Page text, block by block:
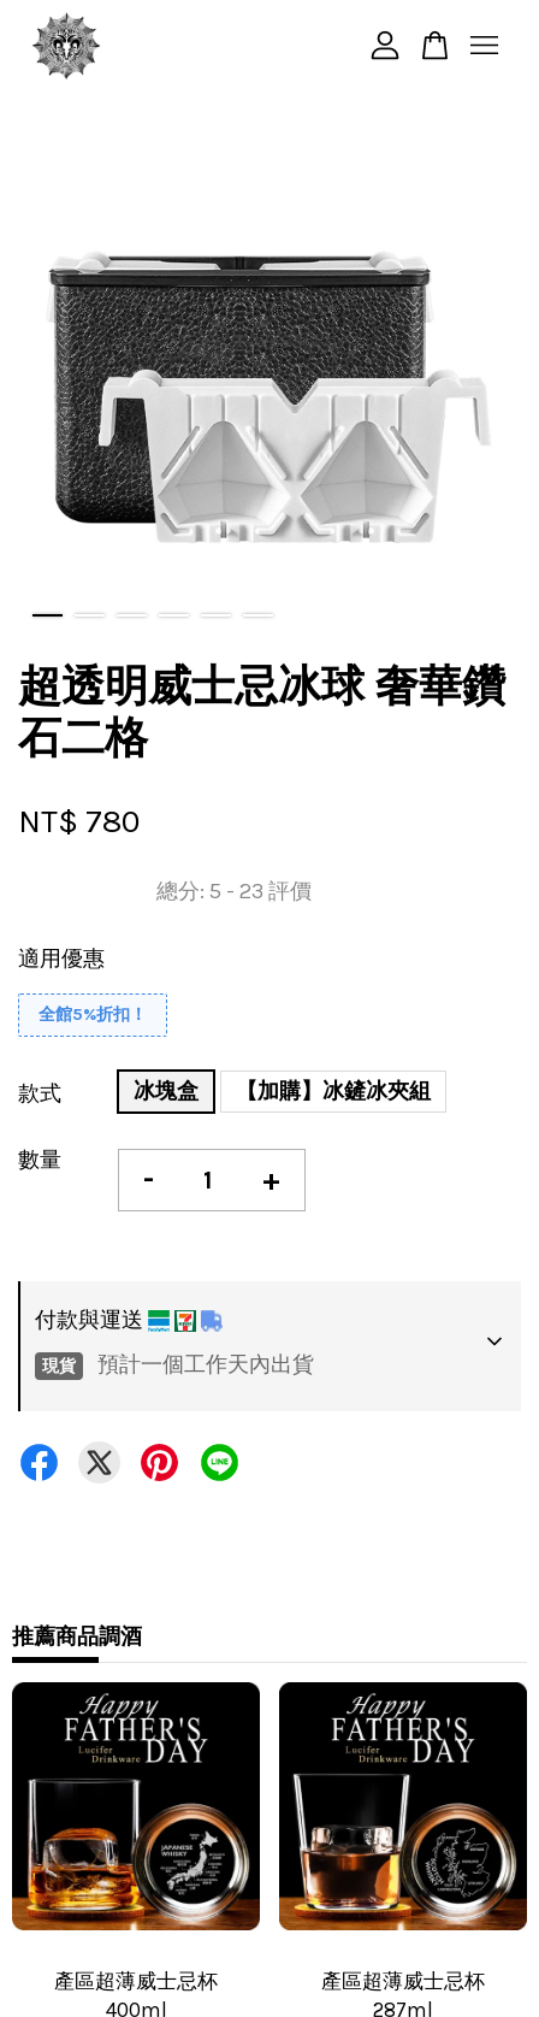
超透明威士忌冰球 奢華鑽
石二格
NT$ 780
總分: 5 - 23 評價
適用優惠
全館5%折扣！
款式 冰塊盒 【加購】冰鏟冰夾組
數量
- +
付款與運送
現貨 預計一個工作天內出貨
•超商 / 宅配貨到付款
•7-11 - 運費 60 元，NT 600 享免運
•全家 - 運費 60 元，NT 600 享免運
新竹物流 - 運費 80 元
黑貓(包裹90cm以下) - 運費 170 元
• 黑貓(包裹91~120cm) - 運費 210 元
•黑貓(包裹121~150cm以下) - 運費 250 元
推薦商品調酒
產區超薄威士忌杯
400ml
產區超薄威士忌杯
287ml